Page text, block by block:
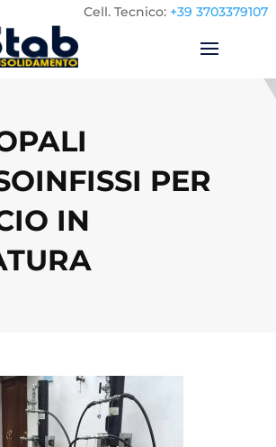
Cell. Tecnico: +39 3703379107
PER
IN